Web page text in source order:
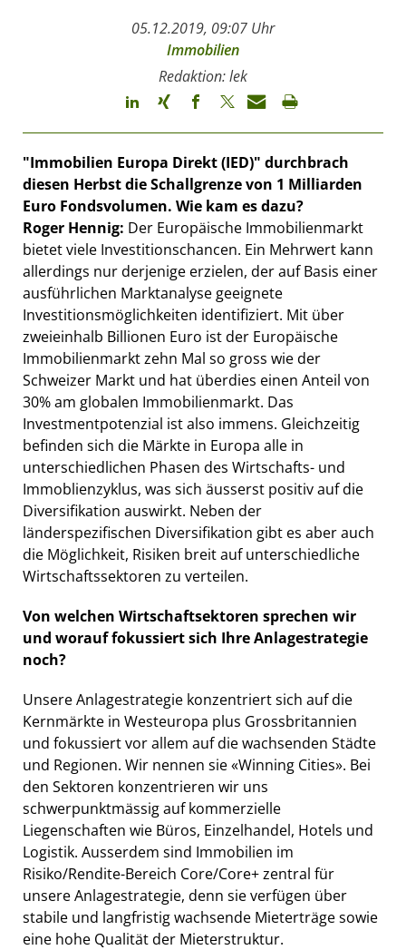
05.12.2019, 09:07 Uhr
Immobilien
Redaktion: lek
"Immobilien Europa Direkt (IED)" durchbrach
diesen Herbst die Schallgrenze von 1 Milliarden
Euro Fondsvolumen. Wie kam es dazu?
Roger Hennig: Der Europäische Immobilienmarkt
bietet viele Investitionschancen. Ein Mehrwert kann
allerdings nur derjenige erzielen, der auf Basis einer
ausführlichen Marktanalyse geeignete
Investitionsmöglichkeiten identifiziert. Mit über
zweieinhalb Billionen Euro ist der Europäische
Immobilienmarkt zehn Mal so gross wie der
Schweizer Markt und hat überdies einen Anteil von
30% am globalen Immobilienmarkt. Das
Investmentpotenzial ist also immens. Gleichzeitig
befinden sich die Märkte in Europa alle in
unterschiedlichen Phasen des Wirtschafts- und
Immoblienzyklus, was sich äusserst positiv auf die
Diversifikation auswirkt. Neben der
länderspezifischen Diversifikation gibt es aber auch
die Möglichkeit, Risiken breit auf unterschiedliche
Wirtschaftssektoren zu verteilen.
Von welchen Wirtschaftsektoren sprechen wir
und worauf fokussiert sich Ihre Anlagestrategie
noch?
Unsere Anlagestrategie konzentriert sich auf die
Kernmärkte in Westeuropa plus Grossbritannien
und fokussiert vor allem auf die wachsenden Städte
und Regionen. Wir nennen sie «Winning Cities». Bei
den Sektoren konzentrieren wir uns
schwerpunktmässig auf kommerzielle
Liegenschaften wie Büros, Einzelhandel, Hotels und
Logistik. Ausserdem sind Immobilien im
Risiko/Rendite-Bereich Core/Core+ zentral für
unsere Anlagestrategie, denn sie verfügen über
stabile und langfristig wachsende Mieterträge sowie
eine hohe Qualität der Mieterstruktur.